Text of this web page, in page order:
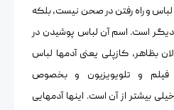
و راه رفتن در صحن نیست، بلکه
است. اسم آن لباس پوشیدن در
بظاهر، کازپلی یعنی آدمها لباس
و تلویویزیون و بخصوص
بیشتر از آن است. اینها آدمهایی